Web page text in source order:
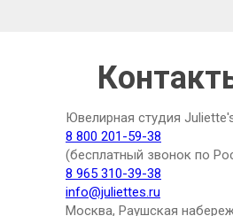
Ювелирная студия
8 800 201-59-38
(бесплатный звонок по
8 965 310-39-38
info@juliettes.ru
Москва, Раушская